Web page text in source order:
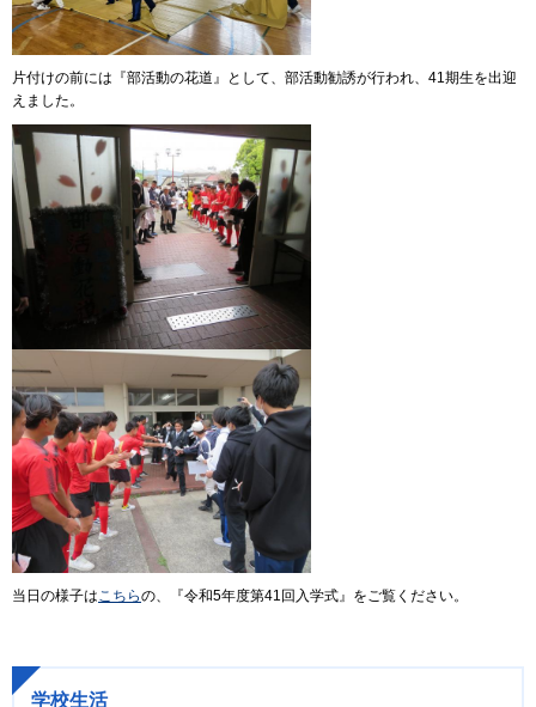
片付けの前には『部活動の花道』として、部活動勧誘が行われ、41期生を出迎
えました。
当日の様子はこちらの、『令和5年度第41回入学式』をご覧ください。
学校生活